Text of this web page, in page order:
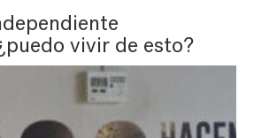
vivir de esto?